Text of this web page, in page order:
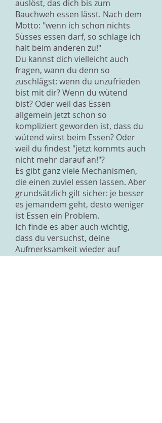
auslöst, das dich bis zum
Bauchweh essen lässt. Nach dem
Motto: "wenn ich schon nichts
Süsses essen darf, so schlage ich
halt beim anderen zu!"
Du kannst dich vielleicht auch
fragen, wann du denn so
zuschlägst: wenn du unzufrieden
bist mit dir? Wenn du wütend
bist? Oder weil das Essen
allgemein jetzt schon so
kompliziert geworden ist, dass du
wütend wirst beim Essen? Oder
weil du findest "jetzt kommts auch
nicht mehr darauf an!"?
Es gibt ganz viele Mechanismen,
die einen zuviel essen lassen. Aber
grundsätzlich gilt sicher: je besser
es jemandem geht, desto weniger
ist Essen ein Problem.
Ich finde es aber auch wichtig,
dass du versuchst, deine
Aufmerksamkeit wieder auf